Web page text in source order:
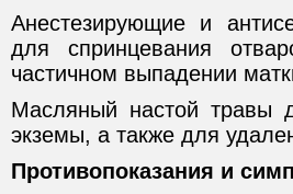
Анестезирующие и
для спринцевания
частичном выпадении
Масляный настой травы
экземы, а также для
Противопоказания и